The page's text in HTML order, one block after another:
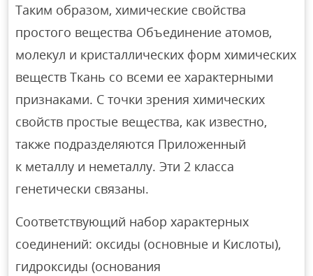
Таким образом, химические свойства
простого вещества Объединение атомов,
молекул и кристаллических форм химических
веществ Ткань со всеми ее характерными
признаками. С точки зрения химических
свойств простые вещества, как известно,
также подразделяются Приложенный
к металлу и неметаллу. Эти 2 класса
генетически связаны.
Соответствующий набор характерных
соединений: оксиды (основные и Кислоты),
гидроксиды (основания